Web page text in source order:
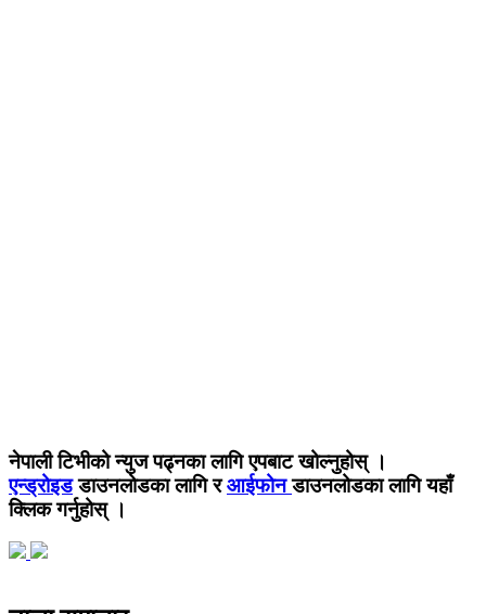
नेपाली टिभीको न्युज पढ्नका लागि एपबाट खोल्नुहोस् ।
एन्ड्रोइडडाउनलोडका लागि रआईफोनडाउनलोडका लागि यहाँ
क्लिक गर्नुहोस् ।